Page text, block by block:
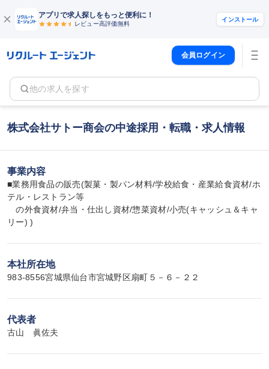
アプリで求人探しをもっと便利に！
レビュー高評価無料
インストール
会員ログイン
他の求人を探す
株式会社サトー商会の中途採用・転職・求人情報
事業内容
■業務用食品の販売(製菓・製パン材料/学校給食・産業給食資材/ホ
テル・レストラン等
の外食資材/弁当・仕出し資材/惣菜資材/小売(キャッシュ＆キャ
リー) )
本社所在地
983-8556宮城県仙台市宮城野区扇町５－６－２２
代表者
古山　眞佐夫